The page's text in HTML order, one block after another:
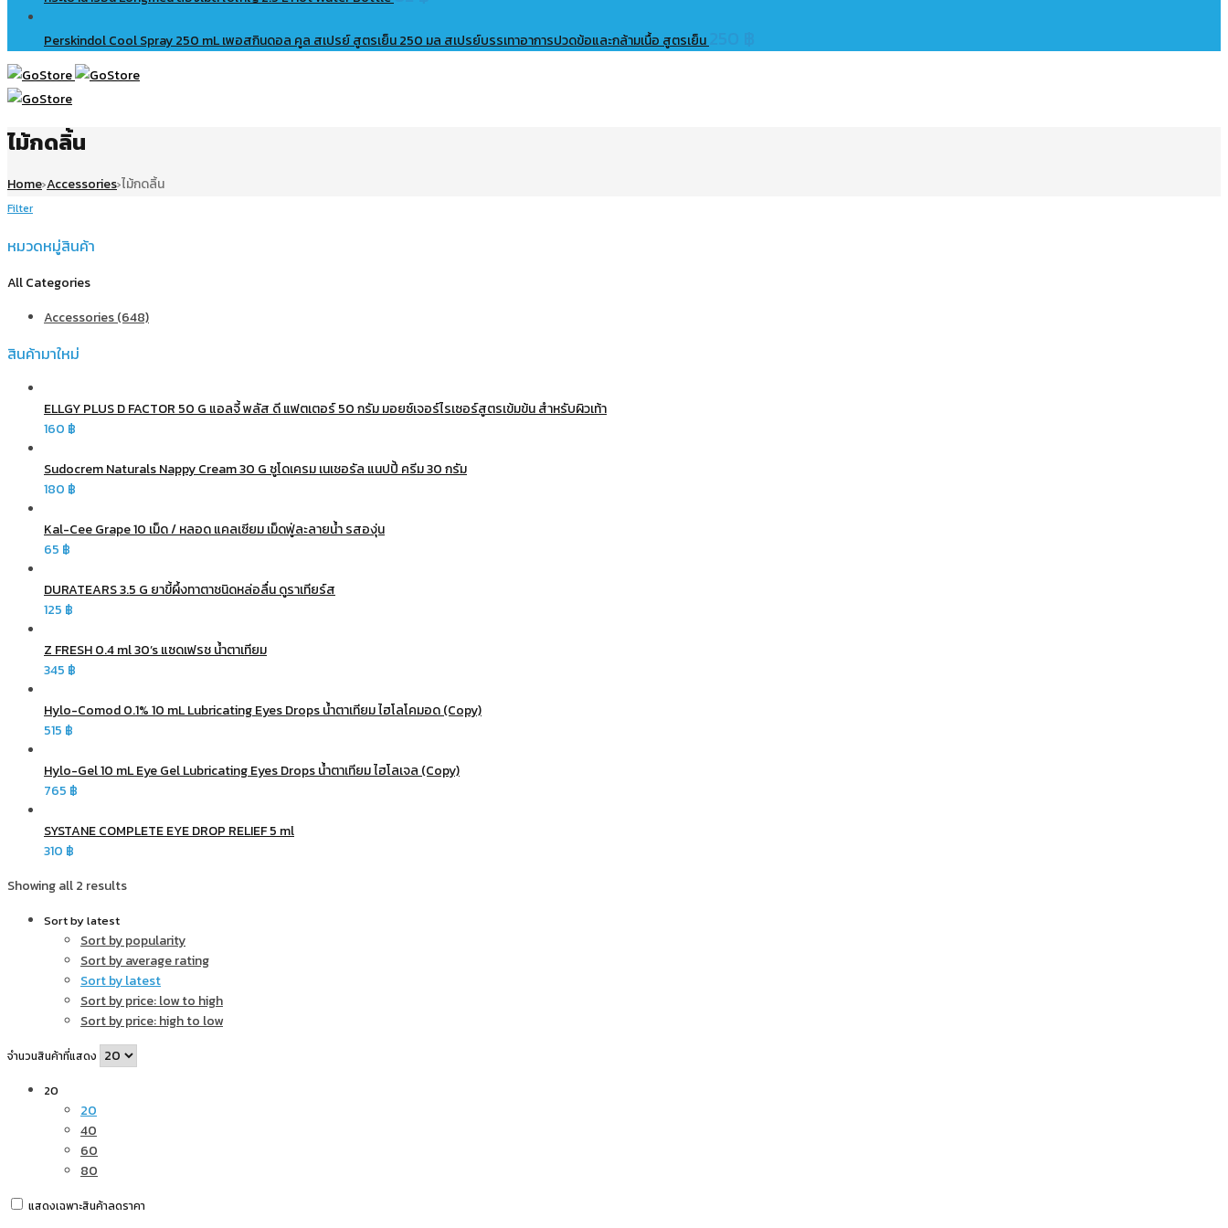
Perskindol Cool Spray 250 mL เพอสกินดอล คูล สเปรย์ สูตรเย็น 250 มล สเปรย์บรรเทาอาการปวดข้อและกล้ามเนื้อ สูตรเย็น
ไม้กดลิ้น
Home›Accessories›ไม้กดลิ้น
Filter
หมวดหมู่สินค้า
All Categories
Accessories (648)
สินค้ามาใหม่
ELLGY PLUS D FACTOR 50 G แอลจี้ พลัส ดี แฟตเตอร์ 50 กรัม มอยซ์เจอร์ไรเซอร์สูตรเข้มข้น สำหรับผิวเท้า
160 ฿
Sudocrem Naturals Nappy Cream 30 G ซูโดเครม เนเชอรัล แนปปี้ ครีม 30 กรัม
180 ฿
Kal-Cee Grape 10 เม็ด / หลอด แคลเซียม เม็ดฟู่ละลายน้ำ รสองุ่น
65 ฿
DURATEARS 3.5 G ยาขี้ผึ้งทาตาชนิดหล่อลื่น ดูราเทียร์ส
125 ฿
Z FRESH 0.4 ml 30’s แซดเฟรช น้ำตาเทียม
345 ฿
Hylo-Comod 0.1% 10 mL Lubricating Eyes Drops น้ำตาเทียม ไฮโลโคมอด (Copy)
515 ฿
Hylo-Gel 10 mL Eye Gel Lubricating Eyes Drops น้ำตาเทียม ไฮโลเจล (Copy)
765 ฿
SYSTANE COMPLETE EYE DROP RELIEF 5 ml
310 ฿
Showing all 2 results
Sort by latest
Sort by popularity
Sort by average rating
Sort by latest
Sort by price: low to high
Sort by price: high to low
จำนวนสินค้าที่แสดง
20
20
40
60
80
แสดงเฉพาะสินค้าลดราคา